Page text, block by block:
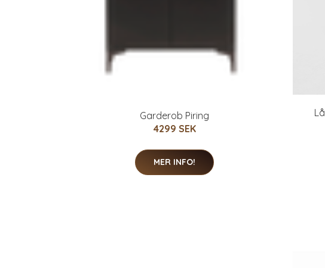
Garderob Piring
4299 SEK
MER INFO!